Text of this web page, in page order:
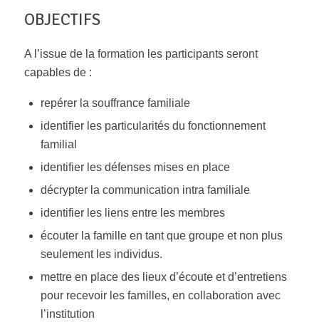
OBJECTIFS
A l’issue de la formation les participants seront
capables de :
repérer la souffrance familiale
identifier les particularités du fonctionnement
familial
identifier les défenses mises en place
décrypter la communication intra familiale
identifier les liens entre les membres
écouter la famille en tant que groupe et non plus
seulement les individus.
mettre en place des lieux d’écoute et d’entretiens
pour recevoir les familles, en collaboration avec
l’institution